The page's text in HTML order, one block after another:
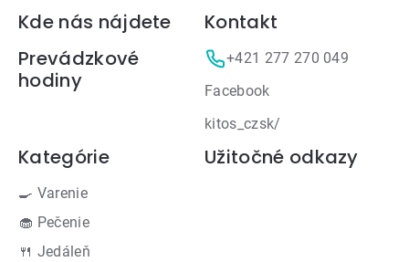
Zápätie
Kde nás nájdete
Prevádzkové
hodiny
Kontakt
+421 277 270 049
Facebook
kitos_czsk/
Kategórie
🍳 Varenie
🧁 Pečenie
🍴 Jedáleň
Užitočné odkazy